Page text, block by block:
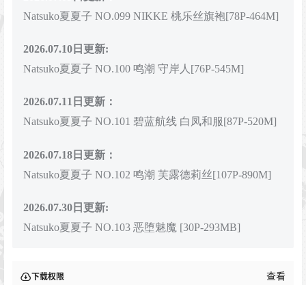
Natsuko夏夏子 NO.099 NIKKE 桃乐丝旗袍[78P-464M]
2026.07.10日更新:
Natsuko夏夏子 NO.100 鸣潮 守岸人[76P-545M]
2026.07.11日更新：
Natsuko夏夏子 NO.101 碧蓝航线 白凤和服[87P-520M]
2026.07.18日更新：
Natsuko夏夏子 NO.102 鸣潮 芙露德莉丝[107P-890M]
2026.07.30日更新:
Natsuko夏夏子 NO.103 恶堕魅魔 [30P-293MB]
下载权限 查看